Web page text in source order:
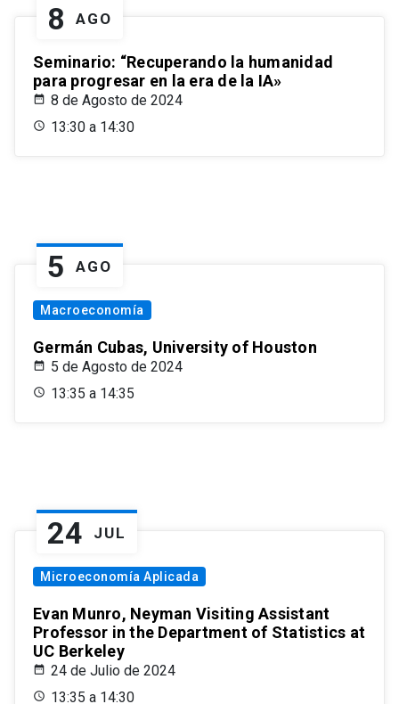
8 AGO
Seminario: “Recuperando la humanidad
para progresar en la era de la IA»
8 de Agosto de 2024
13:30 a 14:30
5 AGO
Macroeconomía
Germán Cubas, University of Houston
5 de Agosto de 2024
13:35 a 14:35
24 JUL
Microeconomía Aplicada
Evan Munro, Neyman Visiting Assistant
Professor in the Department of Statistics at
UC Berkeley
24 de Julio de 2024
13:35 a 14:30